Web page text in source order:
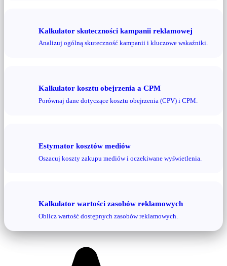
Kalkulator skuteczności kampanii reklamowej
Analizuj ogólną skuteczność kampanii i kluczowe wskaźniki.
Kalkulator kosztu obejrzenia a CPM
Porównaj dane dotyczące kosztu obejrzenia (CPV) i CPM.
Estymator kosztów mediów
Oszacuj koszty zakupu mediów i oczekiwane wyświetlenia.
Kalkulator wartości zasobów reklamowych
Oblicz wartość dostępnych zasobów reklamowych.